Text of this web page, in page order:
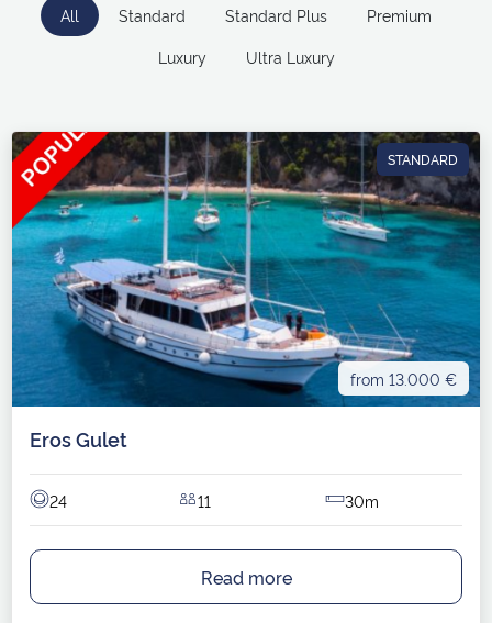
All Standard Standard Plus
Premium
Luxury
Ultra Luxury
STANDARD
from 13.000 €
Eros Gulet
24 11 30m
Read more